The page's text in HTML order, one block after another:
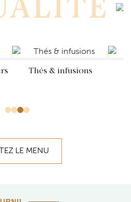
Thés & infusions
LE MENU